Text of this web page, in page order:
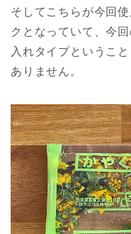
そしてこちらが今回
クとなっていて、今
入れタイプというこ
ありません。